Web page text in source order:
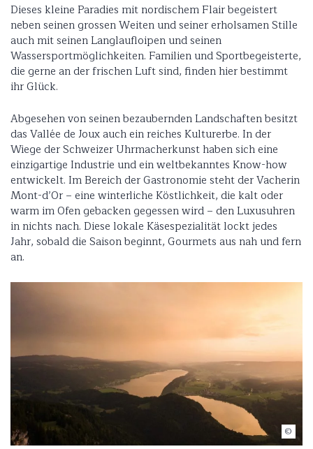
Dieses kleine Paradies mit nordischem Flair begeistert
neben seinen grossen Weiten und seiner erholsamen Stille
auch mit seinen Langlaufloipen und seinen
Wassersportmöglichkeiten. Familien und Sportbegeisterte,
die gerne an der frischen Luft sind, finden hier bestimmt
ihr Glück.
Abgesehen von seinen bezaubernden Landschaften besitzt
das Vallée de Joux auch ein reiches Kulturerbe. In der
Wiege der Schweizer Uhrmacherkunst haben sich eine
einzigartige Industrie und ein weltbekanntes Know-how
entwickelt. Im Bereich der Gastronomie steht der Vacherin
Mont-d’Or – eine winterliche Köstlichkeit, die kalt oder
warm im Ofen gebacken gegessen wird – den Luxusuhren
in nichts nach. Diese lokale Käsespezialität lockt jedes
Jahr, sobald die Saison beginnt, Gourmets aus nah und fern
an.
Jonathan Viey